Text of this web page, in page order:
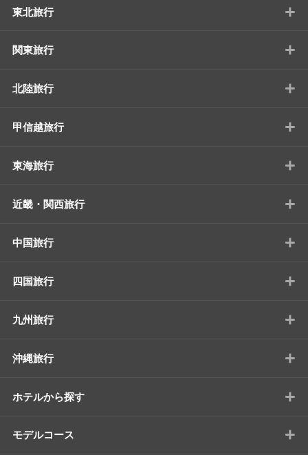
東北旅行 +
関東旅行 +
北陸旅行 +
甲信越旅行 +
東海旅行 +
近畿・関西旅行 +
中国旅行 +
四国旅行 +
九州旅行 +
沖縄旅行 +
ホテルから探す +
モデルコース +